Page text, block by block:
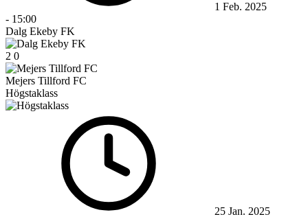
1 Feb. 2025
- 15:00
Dalg Ekeby FK
2 0
Mejers Tillford FC
Högstaklass
25 Jan. 2025